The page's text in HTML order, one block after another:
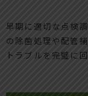
早期に適切な点検
の除菌処理や配管
トラブルを完璧に